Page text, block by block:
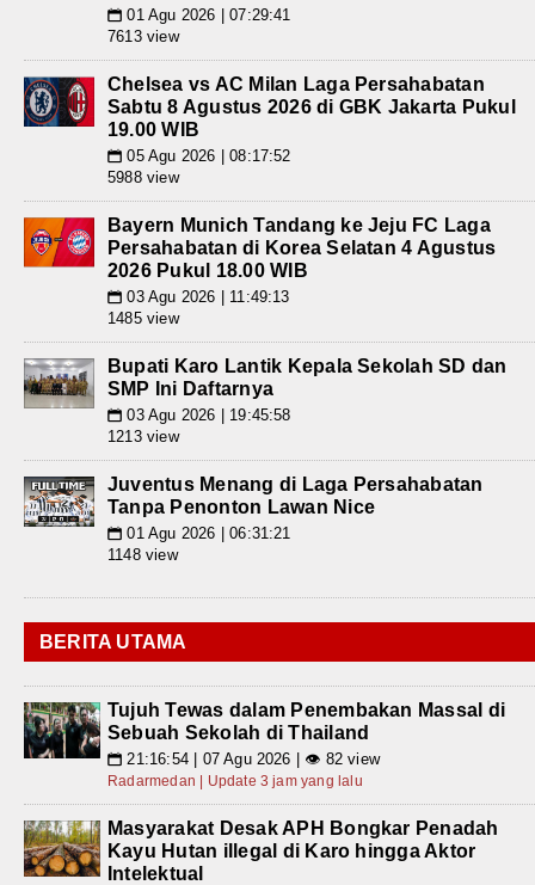
📅 01 Agu 2026 | 07:29:41
7613 view
Chelsea vs AC Milan Laga Persahabatan
Sabtu 8 Agustus 2026 di GBK Jakarta Pukul
19.00 WIB
📅 05 Agu 2026 | 08:17:52
5988 view
Bayern Munich Tandang ke Jeju FC Laga
Persahabatan di Korea Selatan 4 Agustus
2026 Pukul 18.00 WIB
📅 03 Agu 2026 | 11:49:13
1485 view
Bupati Karo Lantik Kepala Sekolah SD dan
SMP Ini Daftarnya
📅 03 Agu 2026 | 19:45:58
1213 view
Juventus Menang di Laga Persahabatan
Tanpa Penonton Lawan Nice
📅 01 Agu 2026 | 06:31:21
1148 view
BERITA UTAMA
Tujuh Tewas dalam Penembakan Massal di
Sebuah Sekolah di Thailand
📅 21:16:54 | 07 Agu 2026 | 👁 82 view
Radarmedan | Update 3 jam yang lalu
Masyarakat Desak APH Bongkar Penadah
Kayu Hutan illegal di Karo hingga Aktor
Intelektual